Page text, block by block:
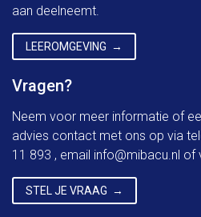
aan deelneemt.
LEEROMGEVING
Vragen?
Neem voor meer informatie of
advies contact met ons op via
11 893 , email info@mibacu.nl of
STEL JE VRAAG